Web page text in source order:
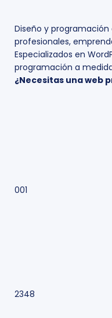
Diseño y
profesionales,
Especializados en
programación a
¿Necesitas una web
001
2348